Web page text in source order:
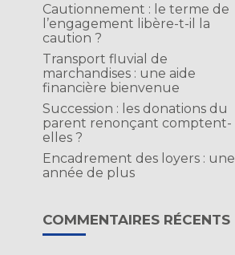
Cautionnement : le terme de
l’engagement libère-t-il la
caution ?
Transport fluvial de
marchandises : une aide
financière bienvenue
Succession : les donations du
parent renonçant comptent-
elles ?
Encadrement des loyers : une
année de plus
COMMENTAIRES RÉCENTS